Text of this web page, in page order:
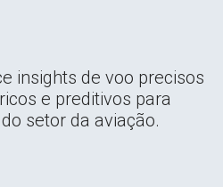
insights de voo precisos
e preditivos para
setor da aviação.